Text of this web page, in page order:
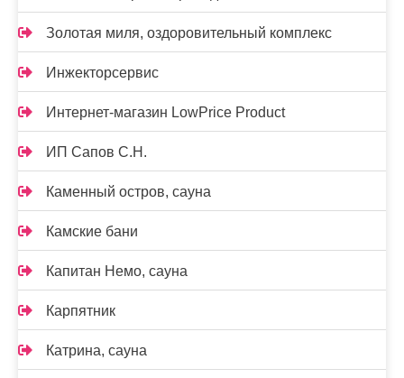
Золотая миля, оздоровительный комплекс
Инжекторсервис
Интернет-магазин LowPrice Product
ИП Сапов С.Н.
Каменный остров, сауна
Камские бани
Капитан Немо, сауна
Карпятник
Катрина, сауна